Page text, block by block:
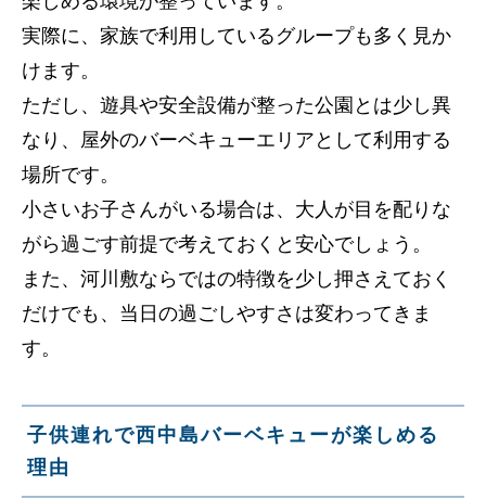
実際に、家族で利用しているグループも多く見か
けます。
ただし、遊具や安全設備が整った公園とは少し異
なり、屋外のバーベキューエリアとして利用する
場所です。
小さいお子さんがいる場合は、大人が目を配りな
がら過ごす前提で考えておくと安心でしょう。
また、河川敷ならではの特徴を少し押さえておく
だけでも、当日の過ごしやすさは変わってきま
す。
子供連れで西中島バーベキューが楽しめる
理由